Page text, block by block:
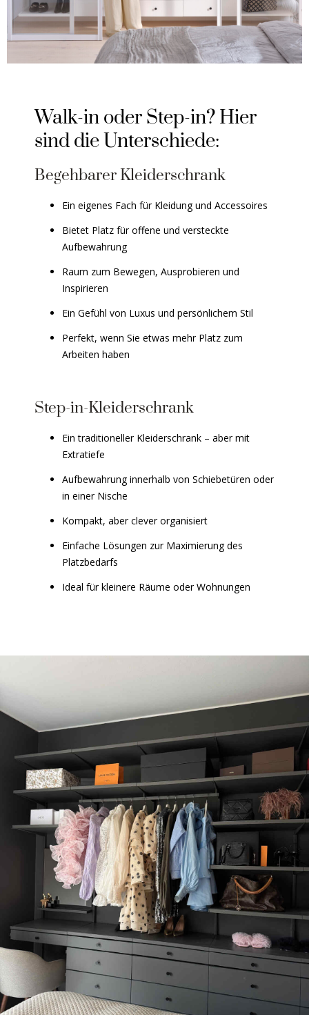
Walk-in oder Step-in? Hier
sind die Unterschiede:
Begehbarer Kleiderschrank
Ein eigenes Fach für Kleidung und Accessoires
Bietet Platz für offene und versteckte
Aufbewahrung
Raum zum Bewegen, Ausprobieren und
Inspirieren
Ein Gefühl von Luxus und persönlichem Stil
Perfekt, wenn Sie etwas mehr Platz zum
Arbeiten haben
Step-in-Kleiderschrank
Ein traditioneller Kleiderschrank – aber mit
Extratiefe
Aufbewahrung innerhalb von Schiebetüren oder
in einer Nische
Kompakt, aber clever organisiert
Einfache Lösungen zur Maximierung des
Platzbedarfs
Ideal für kleinere Räume oder Wohnungen